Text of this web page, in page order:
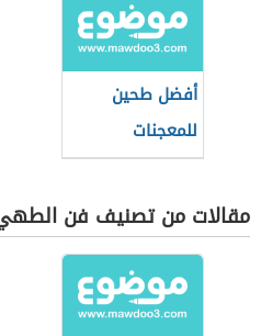
أفضل طحين
للمعجنات
مقالات من تصنيف فن